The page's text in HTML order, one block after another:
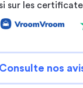
sur les
Consulte nos